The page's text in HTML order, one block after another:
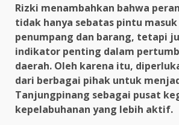
Rizki menambahkan bahwa
tidak hanya sebatas pintu
penumpang dan barang, tetapi
indikator penting dalam
daerah. Oleh karena itu,
dari berbagai pihak untuk
Tanjungpinang sebagai pusat
kepelabuhanan yang lebih aktif.